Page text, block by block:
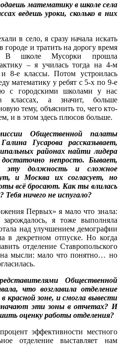
математику в школе села
ведешь уроки, сколько в них
в село, я сразу начала искать
городе и тратить на дорогу время
В школе Мусорки прошла
– я училась тогда на 4-м
8-е классы. Потом устроилась
математику у ребят с 5-х по 9-е
с городскими школами у нас
классах, а значит, больше
тему, объяснить то, чего кто-
и в этом здесь плюсов больше.
Общественной палаты
Гусарова рассказывает,
районах найти лидера
непросто. Бывает,
эту должность и сложное
и Москва их согласует, но
всё бросают. Как ты влилась
ничего не испугало?
Первых» я мало что знала:
я тоже выполняла
над улучшением демографии
в декретном отпуске. Но когда
отделение Ставропольского
на мысли: мало что понятно… но
Общественной
что возглавила отделение
красной зоне, и смогла вывести
эти зоны в отчетах? И
оценку работы отделения?
эффективности местного
отделение выставляет нам